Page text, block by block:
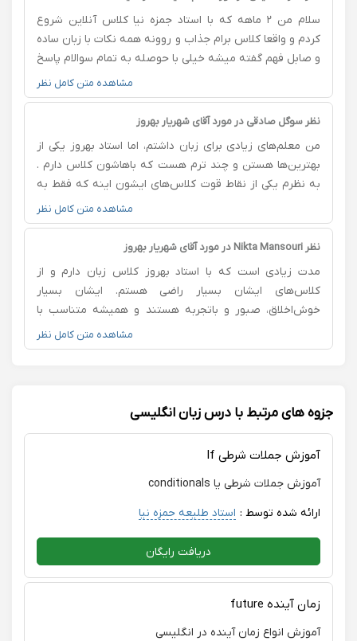
میکنم.
سلام من ۲ ماهه که با استاد جمزه نیا کلاس آنلاین شروع
کردم و واقعا کلاس برام جذاب و روونه همه نکات با زبان ساده
و صابل فهم گفته میشه خیلی با حوصله به تمام سوالام پاسخ
میدن استاد و عجله ای برای تموم شدن کلاس ندارن کلاس
خسته کننده نیست اصلا سعی نمیکنن کش بدن مسائل و
من خواهرم از پایه پیششون شروع کرده و واقعا پیشرفتشو
در کل پیشنهاد میکنم اگر تمایل به شروع کلاس زبان آنلاین
دارید استاد حمزه نیا و شدیدا پیشنهاد میکنم 💖
مشاهده متن کامل نظر
نظر سوگل صادقی در مورد آقای شهریار بهروز
من معلم‌های زیادی برای زبان داشتم، اما استاد بهروز یکی از
بهترین‌ها هستن و چند ترم هست که باهاشون کلاس دارم .
به نظرم یکی از نقاط قوت کلاس‌های ایشون اینه که فقط به
قواعد کتابی بسنده نمی‌کنن، بلکه یاد میدن چطور توی
موقعیت‌های مختلف و موضوعات متفاوت ، طبیعی صحبت
کنیم. و ازشیوه تدریسشون واقعاً راضی هستم .
مشاهده متن کامل نظر
نظر Nikta Mansouri در مورد آقای شهریار بهروز
مدت زیادی است که با استاد بهروز کلاس زبان دارم و از
کلاس‌های ایشان بسیار راضی هستم. ایشان بسیار
خوش‌اخلاق، صبور و با‌تجربه هستند و همیشه متناسب با
نقاط ضعفم به من کمک کرده‌اند. از زمان شروع کلاس‌ها،
پیشرفت خودم را به‌ویژه در مکالمه و اعتمادبه‌نفسم کاملاً
مشاهده متن کامل نظر
جزوه های مرتبط با درس زبان انگلیسی
آموزش جملات شرطی If
آموزش جملات شرطی یا conditionals
ارائه شده توسط : استاد طلیعه حمزه نیا
دریافت رایگان
زمان آینده future
آموزش انواع زمان آینده در انگلیسی